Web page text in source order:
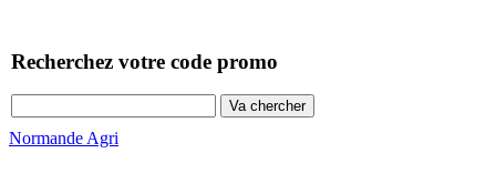
Recherchez votre code promo
Normande Agri